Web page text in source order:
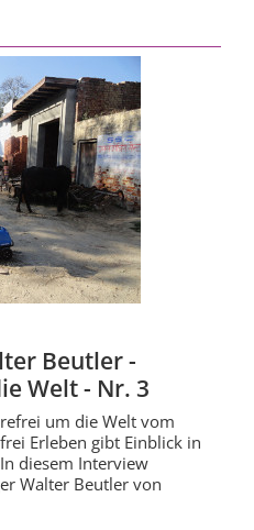
Beutler -
Welt - Nr. 3
um die Welt vom
Erleben gibt Einblick in
diesem Interview
Walter Beutler von